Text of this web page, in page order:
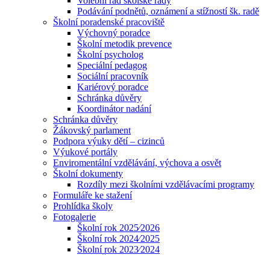
Podávání podnětů, oznámení a stížností šk. radě
Školní poradenské pracoviště
Výchovný poradce
Školní metodik prevence
Školní psycholog
Speciální pedagog
Sociální pracovník
Kariérový poradce
Schránka důvěry
Koordinátor nadání
Schránka důvěry
Žákovský parlament
Podpora výuky dětí – cizinců
Výukové portály
Enviromentální vzdělávání, výchova a osvět
Školní dokumenty
Rozdíly mezi školními vzdělávacími programy
Formuláře ke stažení
Prohlídka školy
Fotogalerie
Školní rok 2025⁄2026
Školní rok 2024⁄2025
Školní rok 2023⁄2024